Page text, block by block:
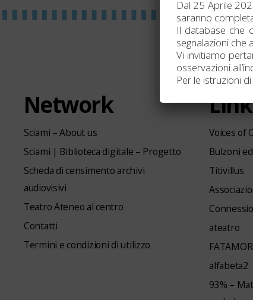
Network
Sciami – About us
Sciami | Biblioteca digitale – Progetto
Scheda di censimento archivi
audiovisivi
Teatro Ateneo al centro
Contatti
Termini e condizioni di utilizzo
Voices of
Bulzoni
Titivillus
ateatro
alfabeta2
93% –
Dal 25 Aprile
saranno
Il database che
segnalazioni che
Vi invitiamo
osservazioni
Per le istruzioni